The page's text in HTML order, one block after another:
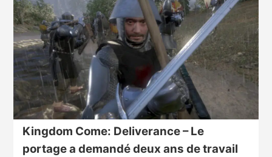
Kingdom Come: Deliverance – Le
portage a demandé deux ans de travail